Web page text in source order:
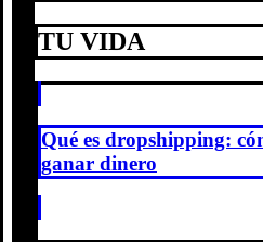
TU VIDA
Qué es dropshipping:
ganar dinero